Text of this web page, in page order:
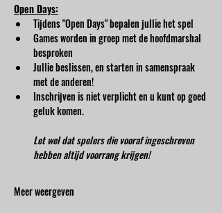
Open Days:
Tijdens "Open Days" bepalen jullie het spel
Games worden in groep met de hoofdmarshal
besproken
Jullie beslissen, en starten in samenspraak
met de anderen!
Inschrijven is niet verplicht en u kunt op goed
geluk komen.
Let wel dat spelers die vooraf ingeschreven
hebben altijd voorrang krijgen!
Meer weergeven